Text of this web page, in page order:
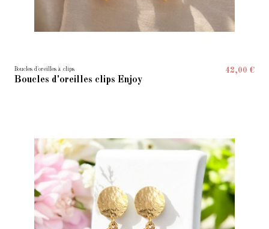
Boucles d'oreilles à clips
Boucles d'oreilles clips Enjoy
42,00 €